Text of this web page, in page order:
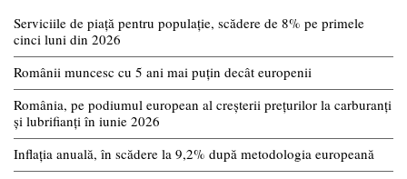
Serviciile de piață pentru populație, scădere de 8% pe primele
cinci luni din 2026
Românii muncesc cu 5 ani mai puțin decât europenii
România, pe podiumul european al creșterii prețurilor la carburanți
și lubrifianți în iunie 2026
Inflația anuală, în scădere la 9,2% după metodologia europeană